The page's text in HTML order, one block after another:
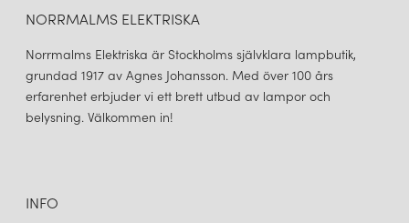
NORRMALMS ELEKTRISKA
Norrmalms Elektriska är Stockholms självklara lampbutik,
grundad 1917 av Agnes Johansson. Med över 100 års
erfarenhet erbjuder vi ett brett utbud av lampor och
belysning. Välkommen in!
INFO